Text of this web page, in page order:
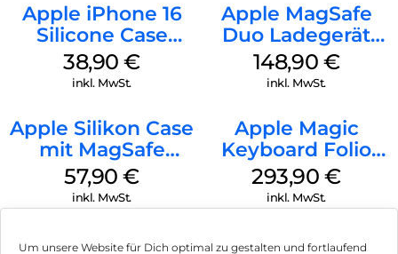
Um unsere Website für Dich optimal zu gestalten und fortlaufend
Apple iPhone 16
Silicone Case
MagSafe
Ultramarine
38,90€
inkl. MwSt.
Apple MagSafe
Duo Ladegerät
Weiß
148,90 €
inkl. MwSt.
Apple Silikon Case
mit MagSafe
iPhone 14 Pro
(PRODUCT)RED
57,90€
inkl. MwSt.
Apple Magic
Keyboard Folio
iPad 10.9″ (10.Gen.)
Weiß
293,90€
inkl. MwSt.